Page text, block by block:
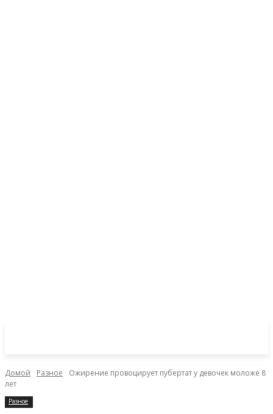
Домой Разное
Ожирение провоцирует пубертат у девочек моложе 8
лет
Разное